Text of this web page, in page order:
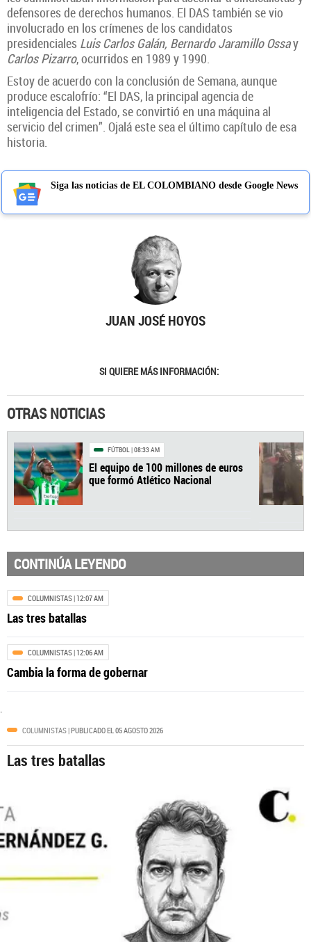
defensores de derechos humanos. El DAS también se vio
involucrado en los crímenes de los candidatos
presidenciales Luis Carlos Galán, Bernardo Jaramillo Ossay
Carlos Pizarro, ocurridos en 1989 y 1990.
Estoy de acuerdo con la conclusión de Semana, aunque
produce escalofrío: “El DAS, la principal agencia de
inteligencia del Estado, se convirtió en una máquina al
servicio del crimen”. Ojalá este sea el último capítulo de esa
historia.
Siga las noticias de EL COLOMBIANO desde Google News
JUAN JOSÉ HOYOS
SI QUIERE MÁS INFORMACIÓN:
OTRAS NOTICIAS
FÚTBOL| 08:33 AM
El equipo de 100 millones de euros
que formó Atlético Nacional
CONTINÚA LEYENDO
COLUMNISTAS| 12:07 AM
Las tres batallas
COLUMNISTAS| 12:06 AM
Cambia la forma de gobernar
COLUMNISTAS| PUBLICADO EL 05 AGOSTO 2026
Las tres batallas